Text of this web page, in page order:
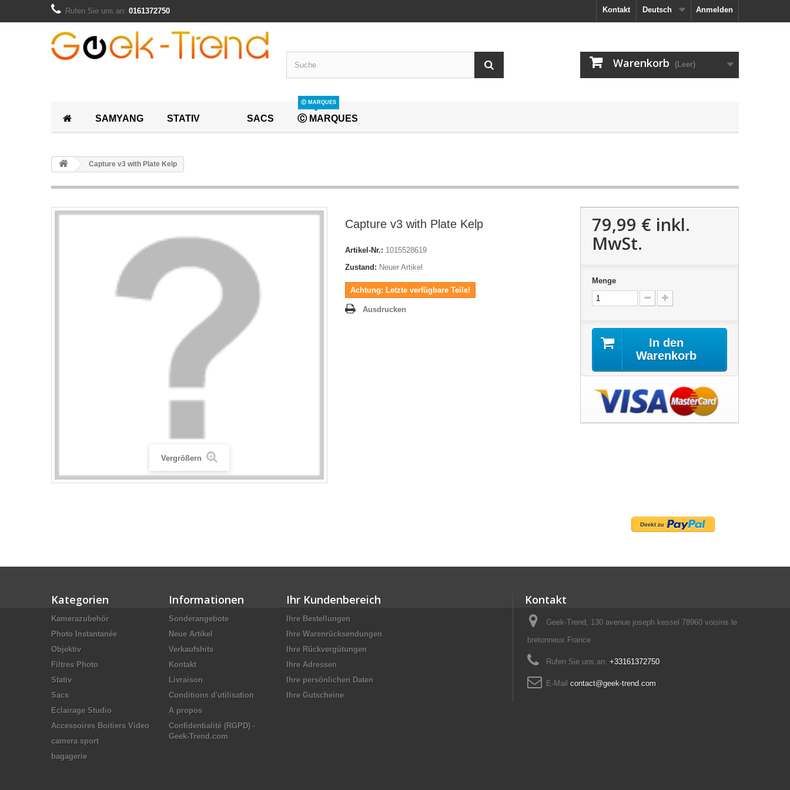
Anmelden
Deutsch
Kontakt
Rufen Sie uns an: 0161372750
Warenkorb (Leer)
SAMYANG STATIV SACS Ⓒ MARQUES
Ⓒ MARQUES
Capture v3 with Plate Kelp
Vergrößern
Capture v3 with Plate Kelp
Artikel-Nr.: 1015528619
Zustand: Neuer Artikel
Achtung: Letzte verfügbare Teile!
Ausdrucken
79,99 € inkl.
MwSt.
Menge
In den
Warenkorb
Kategorien
Kamerazubehör
Photo Instantanée
Objektiv
Filtres Photo
Stativ
Sacs
Eclairage Studio
Accessoires Boitiers Video
camera sport
bagagerie
Informationen
Sonderangebote
Neue Artikel
Verkaufshits
Kontakt
Livraison
Conditions d'utilisation
A propos
Confidentialité (RGPD) -
Geek-Trend.com
Ihr Kundenbereich
Ihre Bestellungen
Ihre Warenrücksendungen
Ihre Rückvergütungen
Ihre Adressen
Ihre persönlichen Daten
Ihre Gutscheine
Kontakt
Geek-Trend, 130 avenue joseph kessel 78960 voisins le
bretonneux France
Rufen Sie uns an: +33161372750
E-Mail contact@geek-trend.com